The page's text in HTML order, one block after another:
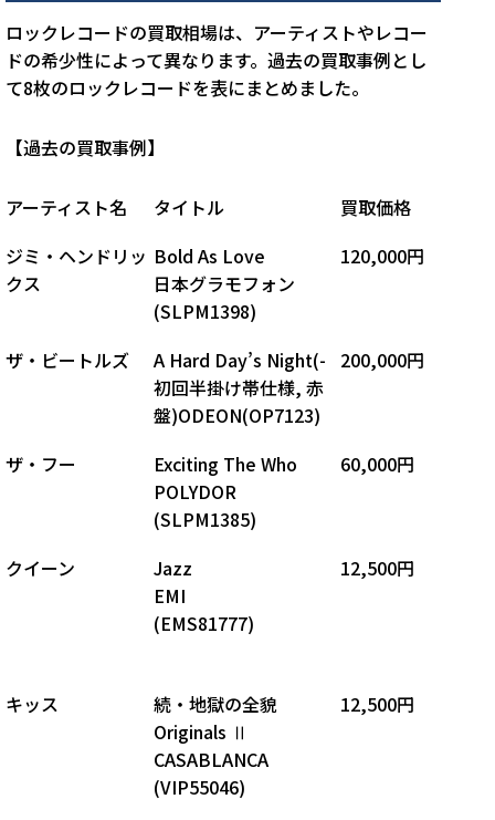
ロックレコードの買取相場は、アーティストやレコー
ドの希少性によって異なります。過去の買取事例とし
て8枚のロックレコードを表にまとめました。
【過去の買取事例】
アーティスト名 タイトル
買取価格
ジミ・ヘンドリッ
クス
Bold As Love
日本グラモフォン
(SLPM1398)
120,000円
ザ・ビートルズ
A Hard Day’s Night(-
初回半掛け帯仕様, 赤
盤)ODEON(OP7123)
200,000円
ザ・フー
Exciting The Who
POLYDOR
(SLPM1385)
60,000円
クイーン
Jazz
EMI
(EMS81777)
12,500円
キッス
続・地獄の全貌
Originals Ⅱ
CASABLANCA
(VIP55046)
12,500円